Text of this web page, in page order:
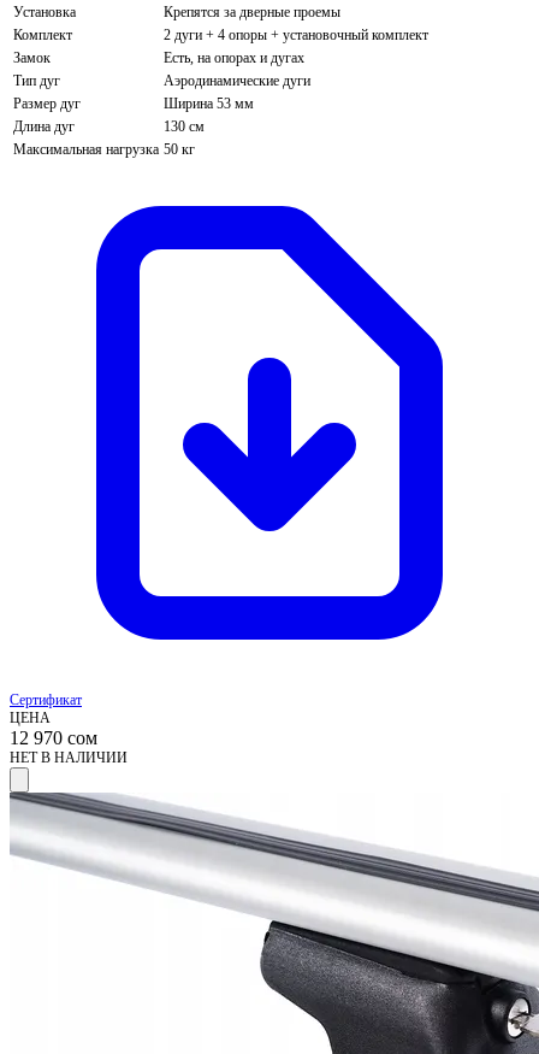
Установка
Крепятся за дверные проемы
Комплект
2 дуги + 4 опоры + установочный комплект
Замок
Есть, на опорах и дугах
Тип дуг
Аэродинамические дуги
Размер дуг
Ширина 53 мм
Длина дуг
130 см
Максимальная нагрузка 50 кг
Сертификат
ЦЕНА
12 970 сом
НЕТ В НАЛИЧИИ